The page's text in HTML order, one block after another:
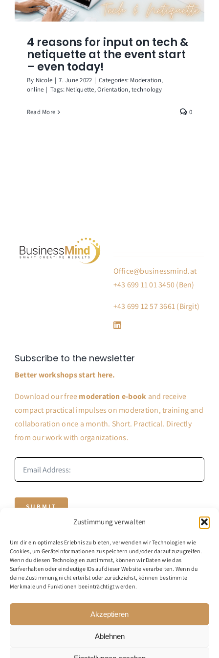
Zustimmung verwalten
Um dir ein optimales Erlebnis zu bieten, verwenden wir Technologien wie
Cookies, um Geräteinformationen zu speichern und/oder darauf zuzugreifen.
Wenn du diesen Technologien zustimmst, können wir Daten wie das
Surfverhalten oder eindeutige IDs auf dieser Website verarbeiten. Wenn du
deine Zustimmung nicht erteilst oder zurückziehst, können bestimmte
Merkmale und Funktionen beeinträchtigt werden.
Akzeptieren
Ablehnen
4 reasons for input on tech &
netiquette at the event start
– even today!
By Nicole | 7. June 2022 | Categories: Moderation,
online | Tags: Netiquette,Orientation,technology
Read More 0
Office@businessmind.at
+43 699 11 01 3450 (Ben)
+43 699 12 57 3661 (Birgit)
Subscribe to the newsletter
Better workshops start here.
Download our freemoderation e-book and receive
compact practical impulses on moderation, training and
collaboration once a month. Short. Practical. Directly
from our work with organizations.
SUBMIT
© 2020 - 2026 - BusinessMind